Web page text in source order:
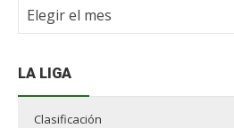
LA LIGA
Clasificación